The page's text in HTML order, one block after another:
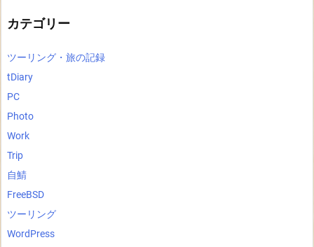
カテゴリー
ツーリング・旅の記録
tDiary
PC
Photo
Work
Trip
自鯖
FreeBSD
ツーリング
WordPress